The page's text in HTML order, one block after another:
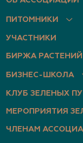
ПИТОМНИКИ
УЧАСТНИКИ
БИРЖА РАСТЕНИЙ
БИЗНЕС-ШКОЛА
КЛУБ ЗЕЛЕНЫХ
МЕРОПРИЯТИЯ
ЧЛЕНАМ